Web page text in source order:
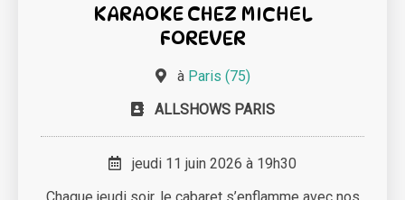
KARAOKE CHEZ MICHEL
FOREVER
à Paris (75)
ALLSHOWS PARIS
jeudi 11 juin 2026 à 19h30